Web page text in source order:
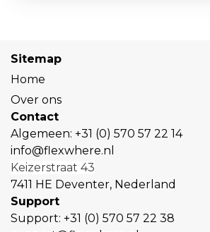
Sitemap
Home
Over ons
Contact
Algemeen: +31 (0) 570 57 22 14
info@flexwhere.nl
Keizerstraat 43
7411 HE Deventer, Nederland
Support
Support: +31 (0) 570 57 22 38